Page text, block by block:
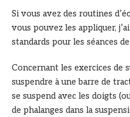
Si vous avez des routines
vous pouvez les appliquer,
standards pour les séances
Concernant les exercices de
suspendre à une barre de
se suspend avec les doigts
de phalanges dans la